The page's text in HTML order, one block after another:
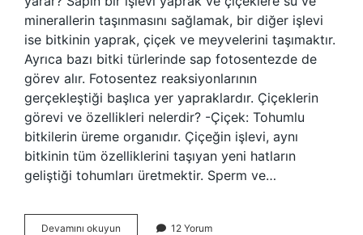
minerallerin taşınmasını sağlamak, bir diğer işlevi
ise bitkinin yaprak, çiçek ve meyvelerini taşımaktır.
Ayrıca bazı bitki türlerinde sap fotosentezde de
görev alır. Fotosentez reaksiyonlarının
gerçekleştiği başlıca yer yapraklardır. Çiçeklerin
görevi ve özellikleri nelerdir? -Çiçek: Tohumlu
bitkilerin üreme organıdır. Çiçeğin işlevi, aynı
bitkinin tüm özelliklerini taşıyan yeni hatların
geliştiği tohumları üretmektir. Sperm ve…
Devamını okuyun 12 Yorum